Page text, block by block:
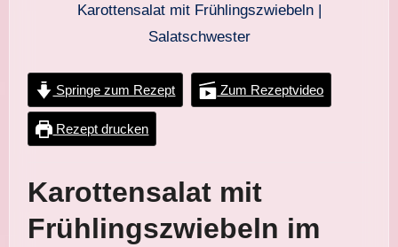
Karottensalat mit Frühlingszwiebeln |
Salatschwester
Springe zum Rezept Zum Rezeptvideo
Rezept drucken
Karottensalat mit
Frühlingszwiebeln im